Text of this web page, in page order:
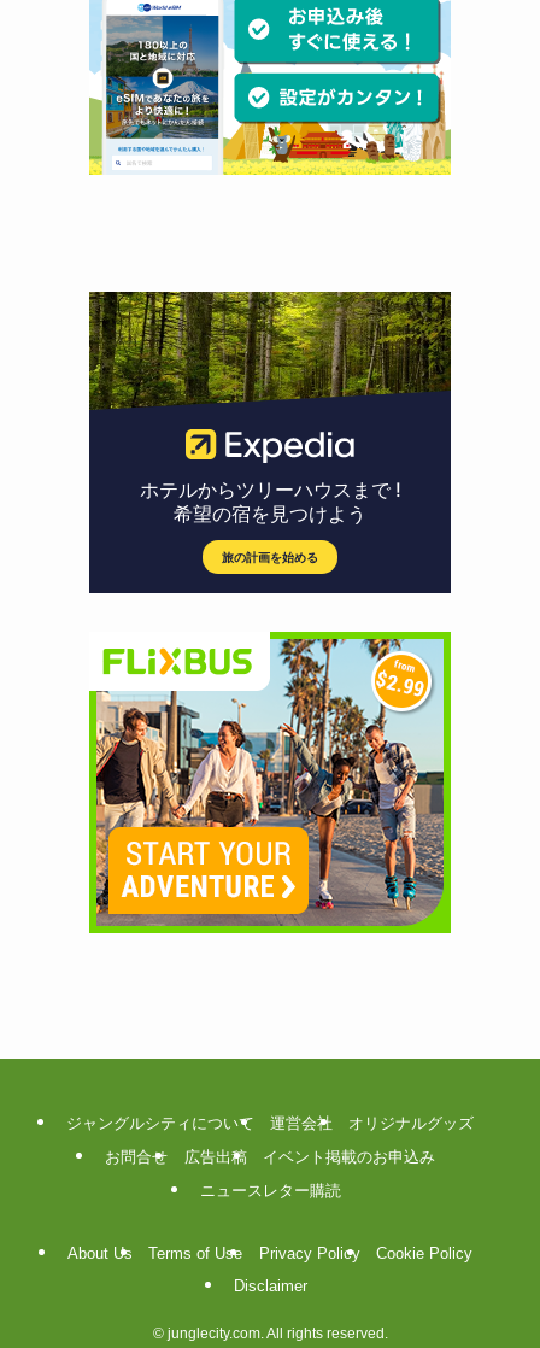
ジャングルシティについて 運営会社
オリジナルグッズ
お問合せ
広告出稿
イベント掲載のお申込み
ニュースレター購読
About Us Terms of Use Privacy Policy
Cookie Policy
Disclaimer
©junglecity.com. All rights reserved.